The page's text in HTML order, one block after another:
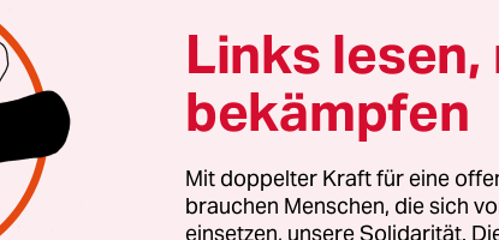
sozialistischen „Kampfes um die
für Frauen und die Emanzipation von
er am 19. März 1911 statt.
organisierte dazu den „Ersten
zu dem August Bebel einen Text schrieb:
Frauen das Frauenwahlrecht“. Der
Links
bekämpfen
Mit doppelter Kraft für eine
brauchen Menschen, die sich
einsetzen, unsere Solidarität.